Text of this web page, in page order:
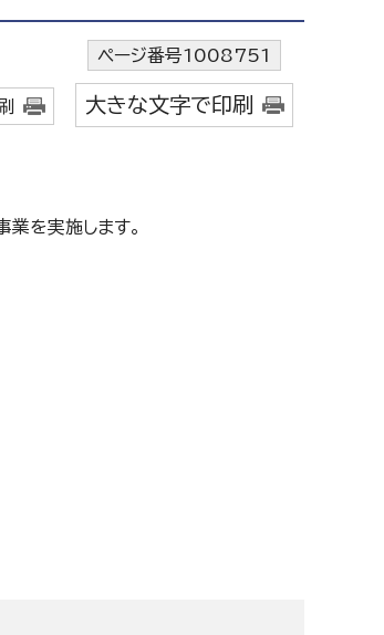
ページ番号1008751
大きな文字で印刷
業を実施します。